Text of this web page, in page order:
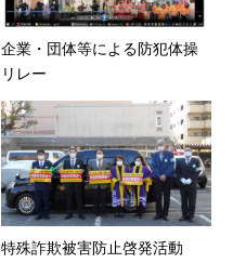
企業・団体等による防犯体操
リレー
特殊詐欺被害防止啓発活動